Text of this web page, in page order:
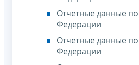
Отчетные данные
Федерации
Отчетные данные
Федерации